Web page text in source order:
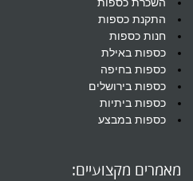
התקנת כספות
חנות כספות
כספות באילת
כספות בחיפה
כספות בירושלים
כספות ביתיות
כספות במבצע
מאמרים מקצועיים: